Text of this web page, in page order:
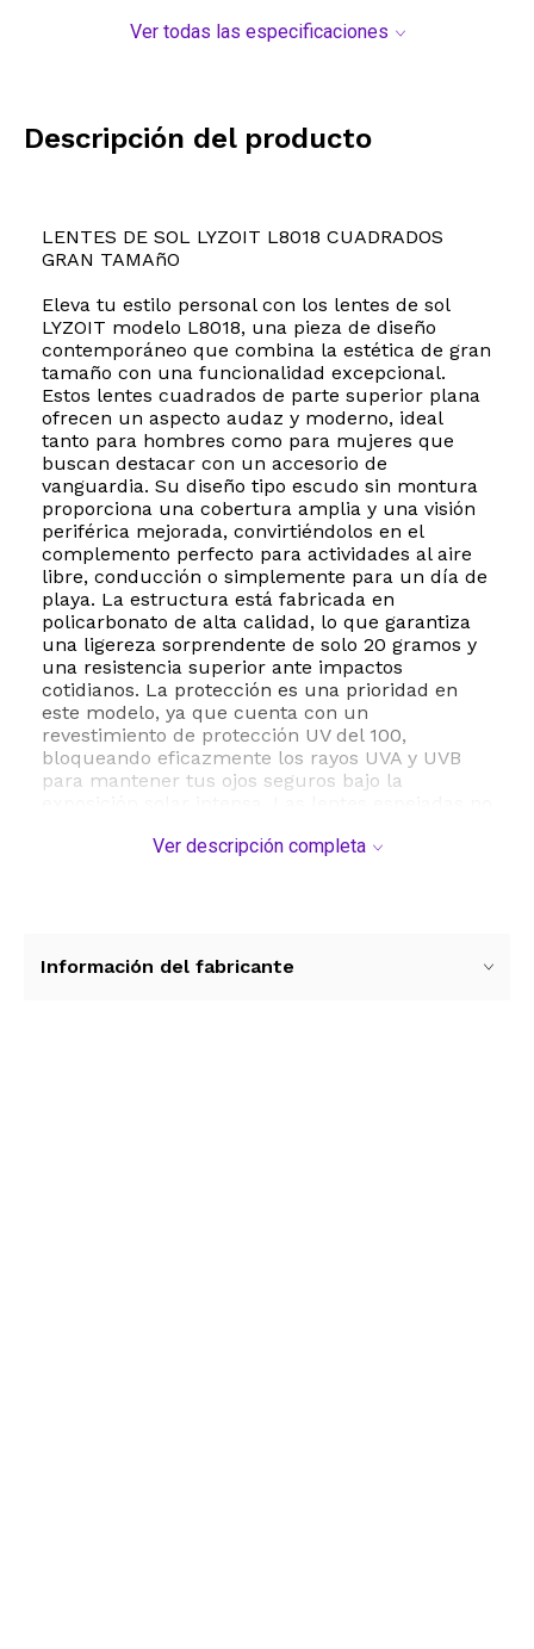
Ver todas las especificaciones
Descripción del producto
LENTES DE SOL LYZOIT L8018 CUADRADOS
GRAN TAMAñO
Eleva tu estilo personal con los lentes de sol
LYZOIT modelo L8018, una pieza de diseño
contemporáneo que combina la estética de gran
tamaño con una funcionalidad excepcional.
Estos lentes cuadrados de parte superior plana
ofrecen un aspecto audaz y moderno, ideal
tanto para hombres como para mujeres que
buscan destacar con un accesorio de
vanguardia. Su diseño tipo escudo sin montura
proporciona una cobertura amplia y una visión
periférica mejorada, convirtiéndolos en el
complemento perfecto para actividades al aire
libre, conducción o simplemente para un día de
playa. La estructura está fabricada en
policarbonato de alta calidad, lo que garantiza
una ligereza sorprendente de solo 20 gramos y
una resistencia superior ante impactos
cotidianos. La protección es una prioridad en
este modelo, ya que cuenta con un
revestimiento de protección UV del 100,
bloqueando eficazmente los rayos UVA y UVB
para mantener tus ojos seguros bajo la
sino que también ayudan a reducir el
asegurando un ajuste regular que se adapta
Ver descripción completa
Información del fabricante